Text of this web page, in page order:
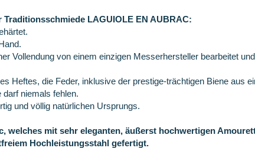
LAGUIOLE EN AUBRAC:
Vollendung von einem einzigen Messerhersteller bearbeitet
Heftes, die Feder, inklusive der prestige-trächtigen Biene aus
niemals fehlen.
und völlig natürlichen Ursprungs.
welches mit sehr eleganten, äußerst hochwertigen
Hochleistungsstahl gefertigt.